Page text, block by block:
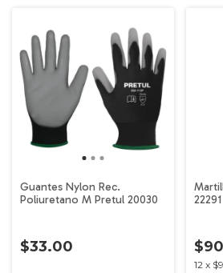
Guantes Nylon Rec.
Poliuretano M Pretul 20030
$33.00
22291
12 x